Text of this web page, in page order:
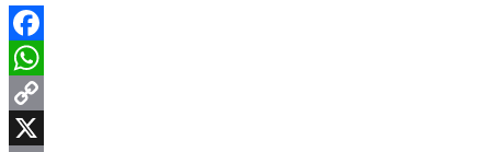
Facebook
WhatsApp
Copy